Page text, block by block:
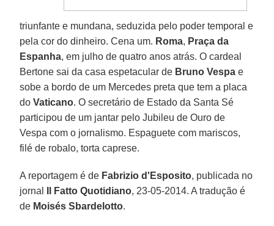
triunfante e mundana, seduzida pelo poder temporal e
pela cor do dinheiro. Cena um. Roma, Praça da
Espanha, em julho de quatro anos atrás. O cardeal
Bertone sai da casa espetacular de Bruno Vespa e
sobe a bordo de um Mercedes preta que tem a placa
doVaticano. O secretário de Estado da Santa Sé
participou de um jantar pelo Jubileu de Ouro de
Vespa com o jornalismo. Espaguete com mariscos,
filé de robalo, torta caprese.
A reportagem é de Fabrizio d'Esposito, publicada no
jornal
Il Fatto Quotidiano, 23-05-2014. A tradução é
de Moisés Sbardelotto.